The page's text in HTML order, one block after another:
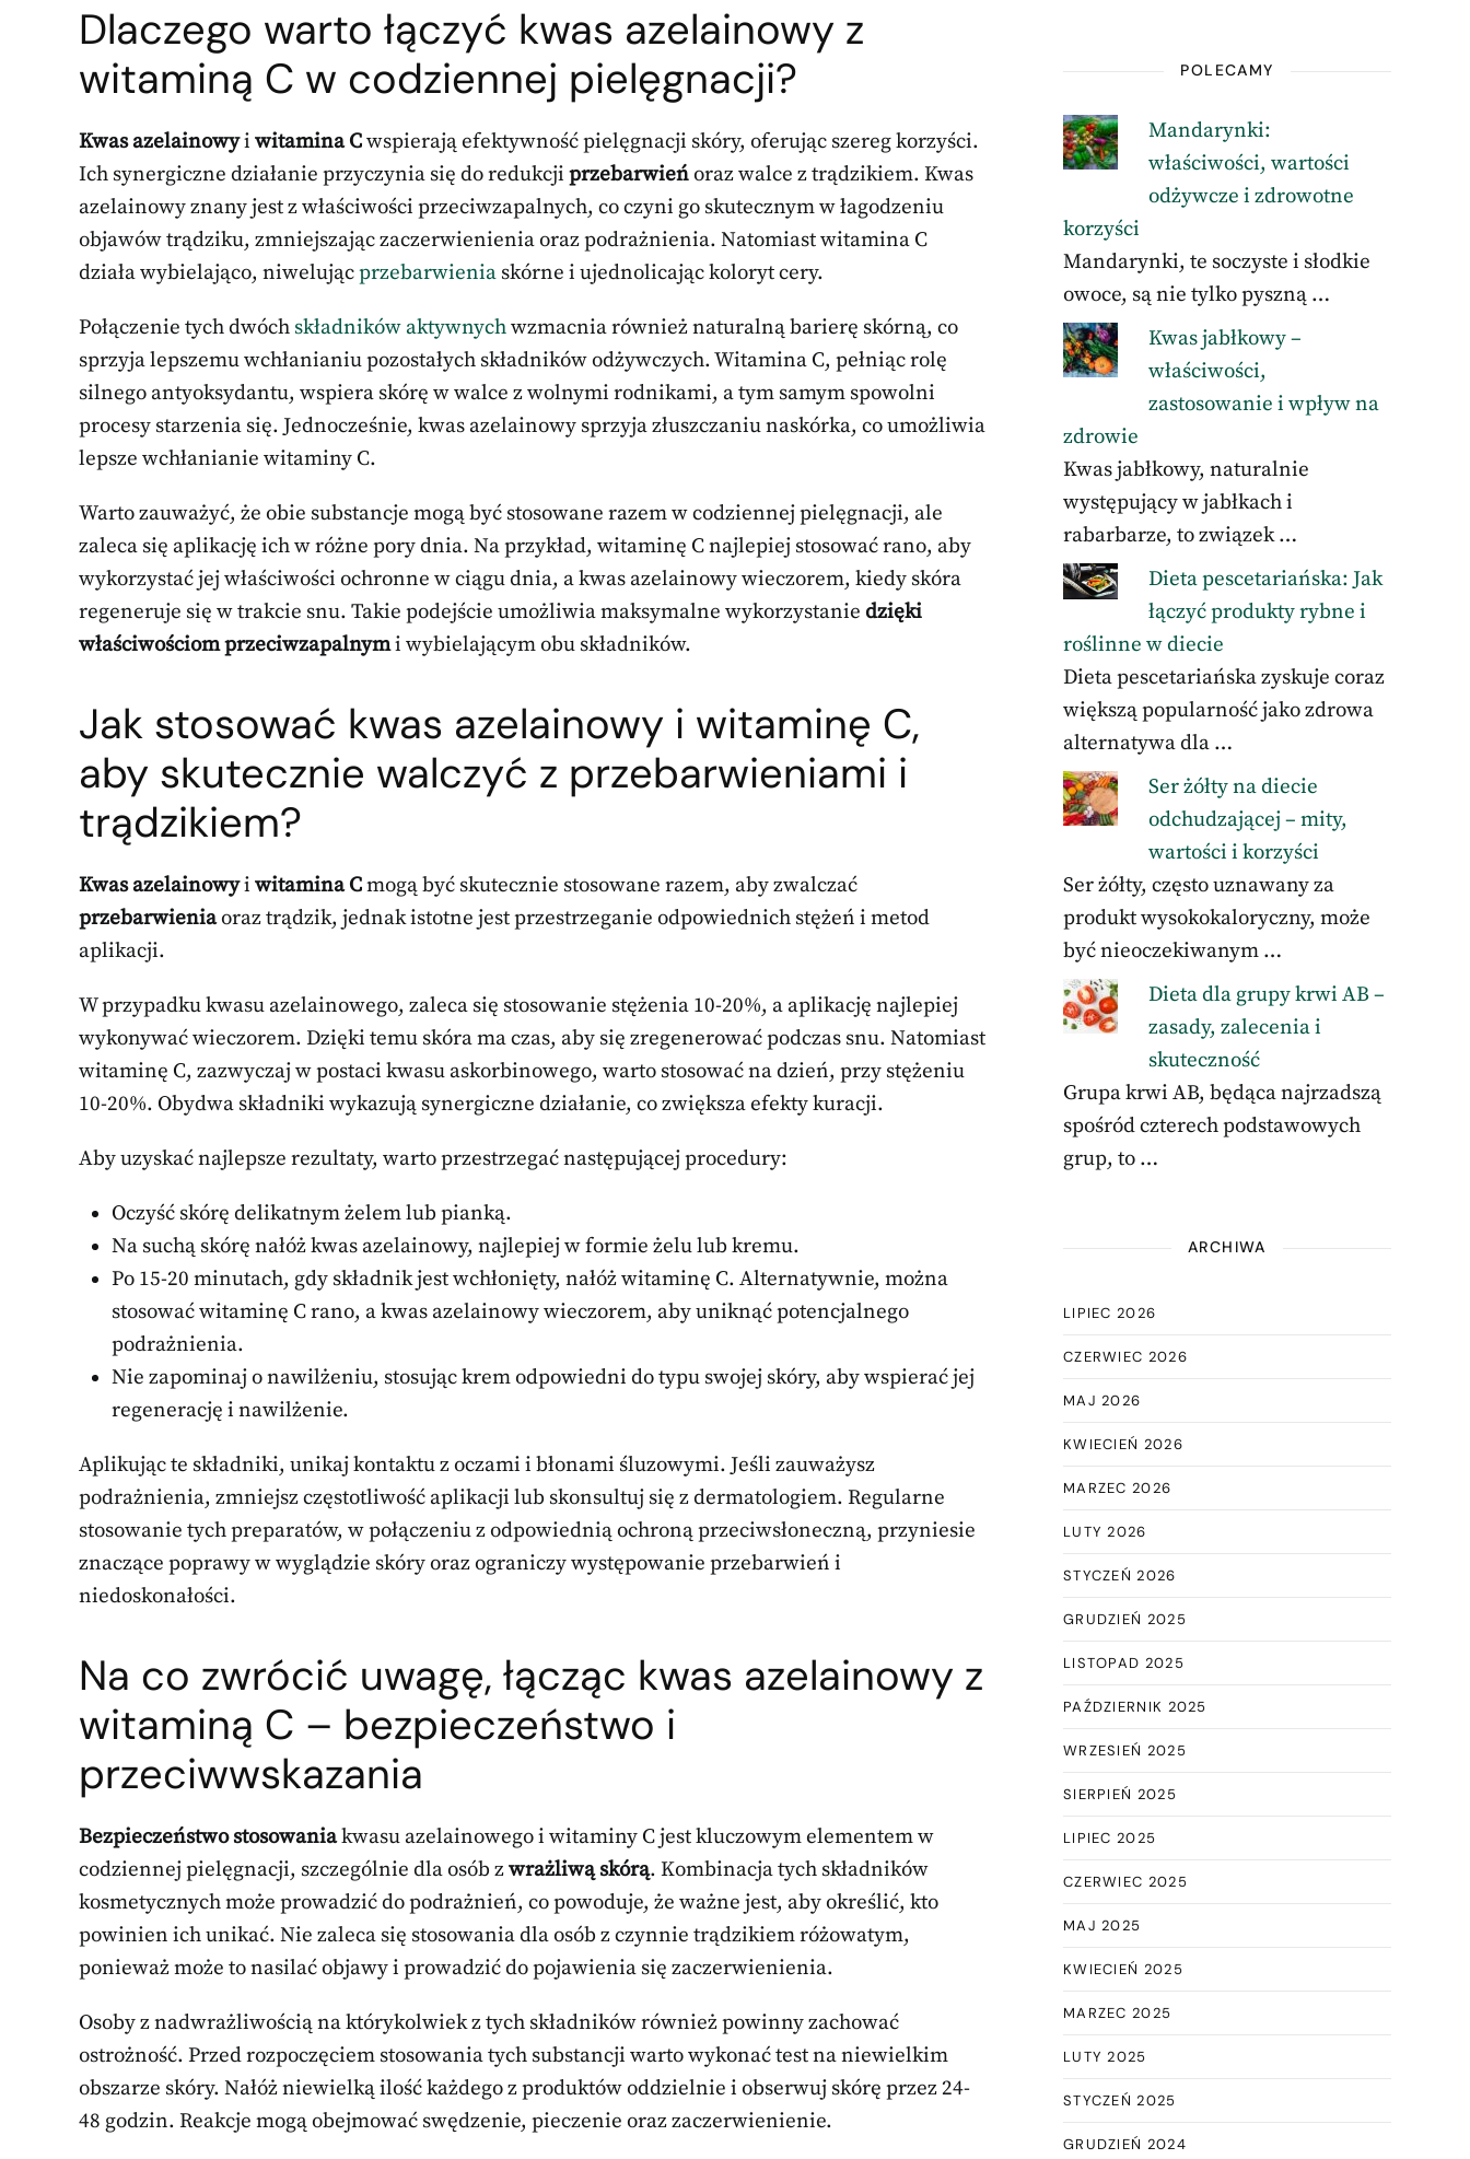
Dlaczego warto łączyć kwas azelainowy z
witaminą C w codziennej pielęgnacji?
Kwas azelainowyi witamina Cwspierają efektywność pielęgnacji skóry, oferując szereg korzyści.
Ich synergiczne działanie przyczynia się do redukcji przebarwieńoraz walce z trądzikiem. Kwas
azelainowy znany jest z właściwości przeciwzapalnych, co czyni go skutecznym w łagodzeniu
objawów trądziku, zmniejszając zaczerwienienia oraz podrażnienia. Natomiast witamina C
działa wybielająco, niwelującprzebarwienia skórne i ujednolicając koloryt cery.
Połączenie tych dwóch składników aktywnychwzmacnia również naturalną barierę skórną, co
sprzyja lepszemu wchłanianiu pozostałych składników odżywczych. Witamina C, pełniąc rolę
silnego antyoksydantu, wspiera skórę w walce z wolnymi rodnikami, a tym samym spowolni
procesy starzenia się. Jednocześnie, kwas azelainowy sprzyja złuszczaniu naskórka, co umożliwia
lepsze wchłanianie witaminy C.
Warto zauważyć, że obie substancje mogą być stosowane razem w codziennej pielęgnacji, ale
zaleca się aplikację ich w różne pory dnia. Na przykład, witaminę C najlepiej stosować rano, aby
wykorzystać jej właściwości ochronne w ciągu dnia, a kwas azelainowy wieczorem, kiedy skóra
regeneruje się w trakcie snu. Takie podejście umożliwia maksymalne wykorzystanie dzięki
właściwościom przeciwzapalnymi wybielającym obu składników.
Jak stosować kwas azelainowy i witaminę C,
aby skutecznie walczyć z przebarwieniami i
trądzikiem?
Kwas azelainowyi witamina Cmogą być skutecznie stosowane razem, aby zwalczać
przebarwieniaoraz trądzik, jednak istotne jest przestrzeganie odpowiednich stężeń i metod
aplikacji.
W przypadku kwasu azelainowego, zaleca się stosowanie stężenia 10-20%, a aplikację najlepiej
wykonywać wieczorem. Dzięki temu skóra ma czas, aby się zregenerować podczas snu. Natomiast
witaminę C, zazwyczaj w postaci kwasu askorbinowego, warto stosować na dzień, przy stężeniu
10-20%. Obydwa składniki wykazują synergiczne działanie, co zwiększa efekty kuracji.
Aby uzyskać najlepsze rezultaty, warto przestrzegać następującej procedury:
Oczyść skórę delikatnym żelem lub pianką.
Na suchą skórę nałóż kwas azelainowy, najlepiej w formie żelu lub kremu.
Po 15-20 minutach, gdy składnik jest wchłonięty, nałóż witaminę C. Alternatywnie, można
stosować witaminę C rano, a kwas azelainowy wieczorem, aby uniknąć potencjalnego
podrażnienia.
Nie zapominaj o nawilżeniu, stosując krem odpowiedni do typu swojej skóry, aby wspierać jej
regenerację i nawilżenie.
Aplikując te składniki, unikaj kontaktu z oczami i błonami śluzowymi. Jeśli zauważysz
podrażnienia, zmniejsz częstotliwość aplikacji lub skonsultuj się z dermatologiem. Regularne
stosowanie tych preparatów, w połączeniu z odpowiednią ochroną przeciwsłoneczną, przyniesie
znaczące poprawy w wyglądzie skóry oraz ograniczy występowanie przebarwień i
niedoskonałości.
Na co zwrócić uwagę, łącząc kwas azelainowy z
witaminą C – bezpieczeństwo i
przeciwwskazania
Bezpieczeństwo stosowaniakwasu azelainowego i witaminy C jest kluczowym elementem w
codziennej pielęgnacji, szczególnie dla osób zwrażliwą skórą. Kombinacja tych składników
kosmetycznych może prowadzić do podrażnień, co powoduje, że ważne jest, aby określić, kto
powinien ich unikać. Nie zaleca się stosowania dla osób z czynnie trądzikiem różowatym,
ponieważ może to nasilać objawy i prowadzić do pojawienia się zaczerwienienia.
Osoby z nadwrażliwością na którykolwiek z tych składników również powinny zachować
ostrożność. Przed rozpoczęciem stosowania tych substancji warto wykonać test na niewielkim
obszarze skóry. Nałóż niewielką ilość każdego z produktów oddzielnie i obserwuj skórę przez 24-
48 godzin. Reakcje mogą obejmować swędzenie, pieczenie oraz zaczerwienienie.
POLECAMY
Mandarynki:
właściwości, wartości
odżywcze i zdrowotne
korzyści
Mandarynki, te soczyste i słodkie
owoce, są nie tylko pyszną …
Kwas jabłkowy –
właściwości,
zastosowanie i wpływ na
zdrowie
Kwas jabłkowy, naturalnie
występujący w jabłkach i
rabarbarze, to związek …
Dieta pescetariańska: Jak
łączyć produkty rybne i
roślinne w diecie
Dieta pescetariańska zyskuje coraz
większą popularność jako zdrowa
alternatywa dla …
Ser żółty na diecie
odchudzającej – mity,
wartości i korzyści
Ser żółty, często uznawany za
produkt wysokokaloryczny, może
być nieoczekiwanym …
Dieta dla grupy krwi AB –
zasady, zalecenia i
skuteczność
Grupa krwi AB, będąca najrzadszą
spośród czterech podstawowych
grup, to …
ARCHIWA
LIPIEC 2026
CZERWIEC 2026
MAJ 2026
KWIECIEŃ 2026
MARZEC 2026
LUTY 2026
STYCZEŃ 2026
GRUDZIEŃ 2025
LISTOPAD 2025
PAŹDZIERNIK 2025
WRZESIEŃ 2025
SIERPIEŃ 2025
LIPIEC 2025
CZERWIEC 2025
MAJ 2025
KWIECIEŃ 2025
MARZEC 2025
LUTY 2025
STYCZEŃ 2025
GRUDZIEŃ 2024